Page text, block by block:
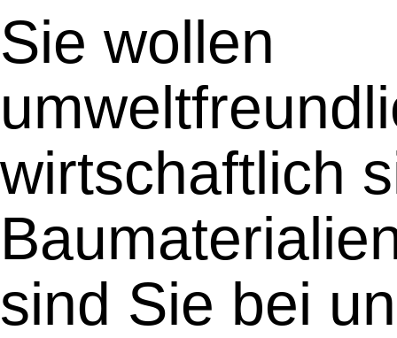
Sie wollen
wirtschaftlich
sind Sie bei